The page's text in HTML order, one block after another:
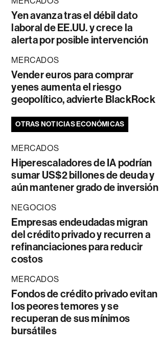
Yen avanza tras el débil dato
laboral de EE.UU. y crece la
alerta por posible intervención
MERCADOS
Vender euros para comprar
yenes aumenta el riesgo
geopolítico, advierte BlackRock
OTRAS NOTICIAS ECONÓMICAS
MERCADOS
Hiperescaladores de IA podrían
sumar US$2 billones de deuda y
aún mantener grado de inversión
NEGOCIOS
Empresas endeudadas migran
del crédito privado y recurren a
refinanciaciones para reducir
costos
MERCADOS
Fondos de crédito privado evitan
los peores temores y se
recuperan de sus mínimos
bursátiles